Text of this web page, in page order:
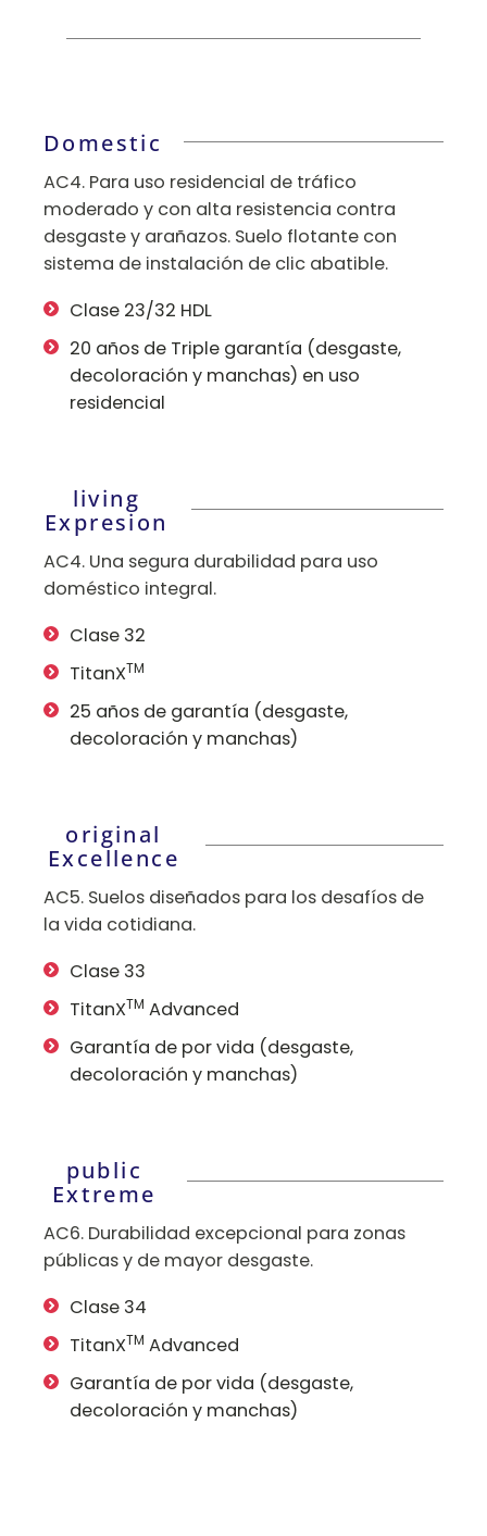
Domestic
AC4. Para uso residencial de tráfico
moderado y con alta resistencia contra
desgaste y arañazos. Suelo flotante con
sistema de instalación de clic abatible.
Clase 23/32 HDL
20 años de Triple garantía (desgaste,
decoloración y manchas) en uso
residencial
living
Expresion
AC4. Una segura durabilidad para uso
doméstico integral.
Clase 32
TitanXTM
25 años de garantía (desgaste,
decoloración y manchas)
original
Excellence
AC5. Suelos diseñados para los desafíos de
la vida cotidiana.
Clase 33
TitanXTM Advanced
Garantía de por vida (desgaste,
decoloración y manchas)
public
Extreme
AC6. Durabilidad excepcional para zonas
públicas y de mayor desgaste.
Clase 34
TitanXTM Advanced
Garantía de por vida (desgaste,
decoloración y manchas)